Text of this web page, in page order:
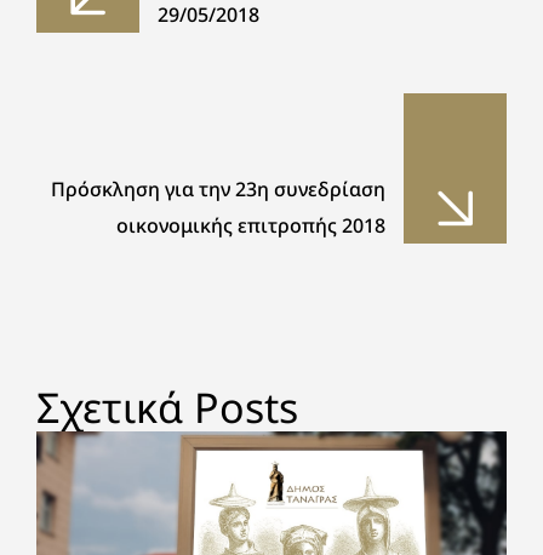
29/05/2018
Πρόσκληση για την 23η συνεδρίαση
οικονομικής επιτροπής 2018
Σχετικά Posts